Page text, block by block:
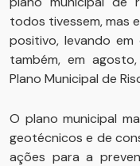
todos tivessem, mas
positivo, levando
também, em
Plano Municipal de
O plano municipal
geotécnicos e de
ações para a